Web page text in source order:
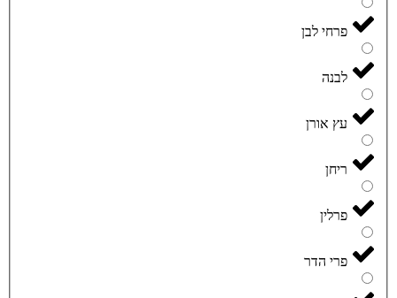
פרחי לבן
לבנה
עץ אורן
ריחן
פרלין
פרי הדר